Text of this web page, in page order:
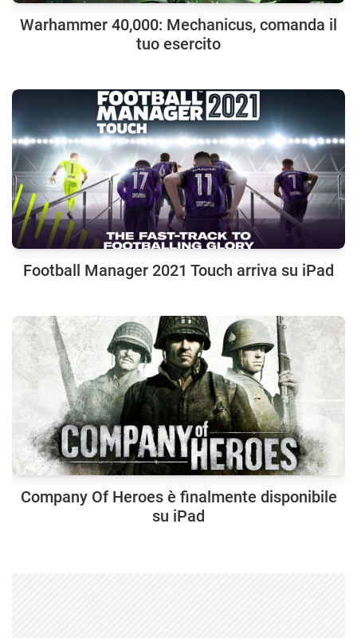
Warhammer 40,000: Mechanicus, comanda il
tuo esercito
Football Manager 2021 Touch arriva su iPad
Company Of Heroes è finalmente disponibile
su iPad